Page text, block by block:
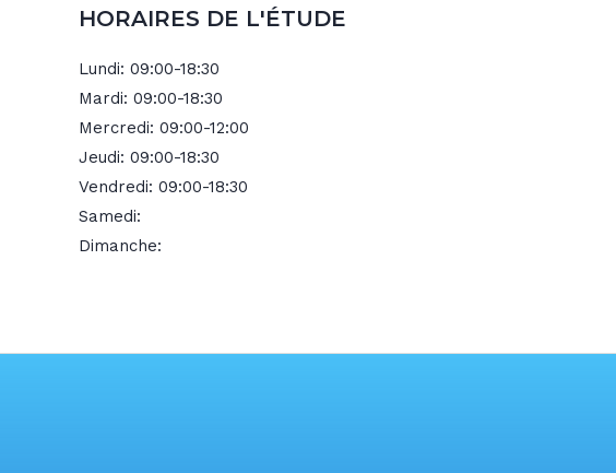
HORAIRES DE L'ÉTUDE
Lundi: 09:00-18:30
Mardi: 09:00-18:30
Mercredi: 09:00-12:00
Jeudi: 09:00-18:30
Vendredi: 09:00-18:30
Samedi:
Dimanche: